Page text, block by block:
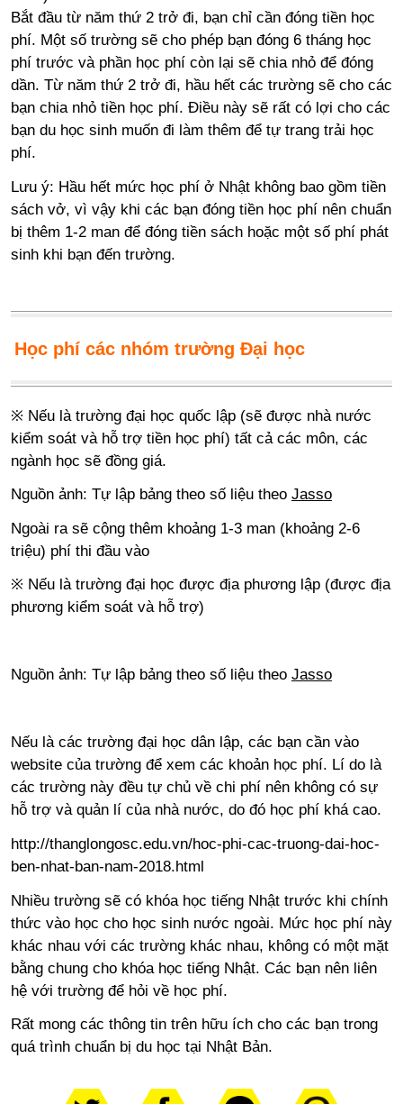
Bắt đầu từ năm thứ 2 trở đi, bạn chỉ cần đóng tiền học
phí. Một số trường sẽ cho phép bạn đóng 6 tháng học
phí trước và phần học phí còn lại sẽ chia nhỏ để đóng
dần. Từ năm thứ 2 trở đi, hầu hết các trường sẽ cho các
bạn chia nhỏ tiền học phí. Điều này sẽ rất có lợi cho các
bạn du học sinh muốn đi làm thêm để tự trang trải học
phí.
Lưu ý: Hầu hết mức học phí ở Nhật không bao gồm tiền
sách vở, vì vậy khi các bạn đóng tiền học phí nên chuẩn
bị thêm 1-2 man để đóng tiền sách hoặc một số phí phát
sinh khi bạn đến trường.
Học phí các nhóm trường Đại học
※ Nếu là trường đại học quốc lập (sẽ được nhà nước
kiểm soát và hỗ trợ tiền học phí) tất cả các môn, các
ngành học sẽ đồng giá.
Nguồn ảnh: Tự lập bảng theo số liệu theo Jasso
Ngoài ra sẽ cộng thêm khoảng 1-3 man (khoảng 2-6
triệu) phí thi đầu vào
※ Nếu là trường đại học được địa phương lập (được địa
phương kiểm soát và hỗ trợ)
Nguồn ảnh: Tự lập bảng theo số liệu theo Jasso
Nếu là các trường đại học dân lập, các bạn cần vào
website của trường để xem các khoản học phí. Lí do là
các trường này đều tự chủ về chi phí nên không có sự
hỗ trợ và quản lí của nhà nước, do đó học phí khá cao.
http://thanglongosc.edu.vn/hoc-phi-cac-truong-dai-hoc-
ben-nhat-ban-nam-2018.html
Nhiều trường sẽ có khóa học tiếng Nhật trước khi chính
thức vào học cho học sinh nước ngoài. Mức học phí này
khác nhau với các trường khác nhau, không có một mặt
bằng chung cho khóa học tiếng Nhật. Các bạn nên liên
hệ với trường để hỏi về học phí.
Rất mong các thông tin trên hữu ích cho các bạn trong
quá trình chuẩn bị du học tại Nhật Bản.